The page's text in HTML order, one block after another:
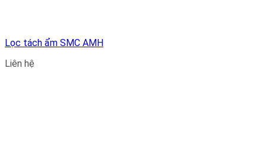
Lọc tách ẩm SMC AMH
Liên hệ